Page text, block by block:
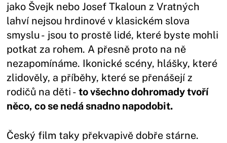
jako Švejk nebo Josef Tkaloun z Vratných
lahví nejsou hrdinové v klasickém slova
smyslu - jsou to prostě lidé, které byste mohli
potkat za rohem. A přesně proto na ně
nezapomínáme. Ikonické scény, hlášky, které
zlidověly, a příběhy, které se přenášejí z
rodičů na děti - to všechno dohromady tvoří
něco, co se nedá snadno napodobit.
Český film taky překvapivě dobře stárne.